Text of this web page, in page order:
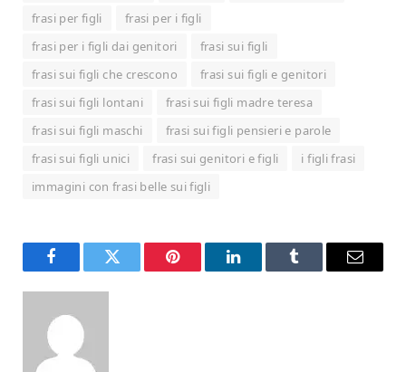
frasi per figli
frasi per i figli
frasi per i figli dai genitori
frasi sui figli
frasi sui figli che crescono
frasi sui figli e genitori
frasi sui figli lontani
frasi sui figli madre teresa
frasi sui figli maschi
frasi sui figli pensieri e parole
frasi sui figli unici
frasi sui genitori e figli
i figli frasi
immagini con frasi belle sui figli
FacebookTwitter Pinterest LinkedInTumblr Email